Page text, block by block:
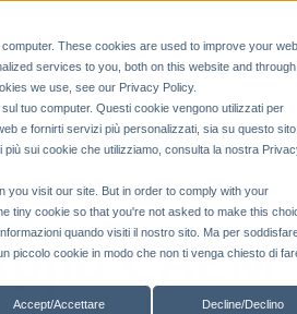
These cookies are used to improve your
services to you, both on this website and
we use, see our Privacy Policy.
tuo computer. Questi cookie vengono utilizzati per
e fornirti servizi più personalizzati, sia su questo
sui cookie che utilizziamo, consulta la nostra
you visit our site. But in order to comply with your
tiny cookie so that you're not asked to make this
quando visiti il ​​nostro sito. Ma per
piccolo cookie in modo che non ti venga chiesto di
Accept/Accettare Decline/Declino
CAEM